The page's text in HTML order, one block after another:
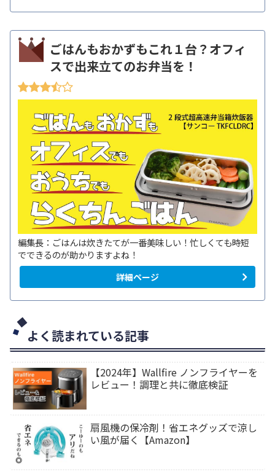
ごはんもおかずもこれ１台？オフィ
スで出来立てのお弁当を！
編集長：ごはんは炊きたてが一番美味しい！忙しくても時短
でできるのが助かりますよね！
詳細ページ
よく読まれている記事
【2024年】Wallfire ノンフライヤーを
レビュー！調理と共に徹底検証
扇風機の保冷剤！省エネグッズで涼し
い風が届く【Amazon】